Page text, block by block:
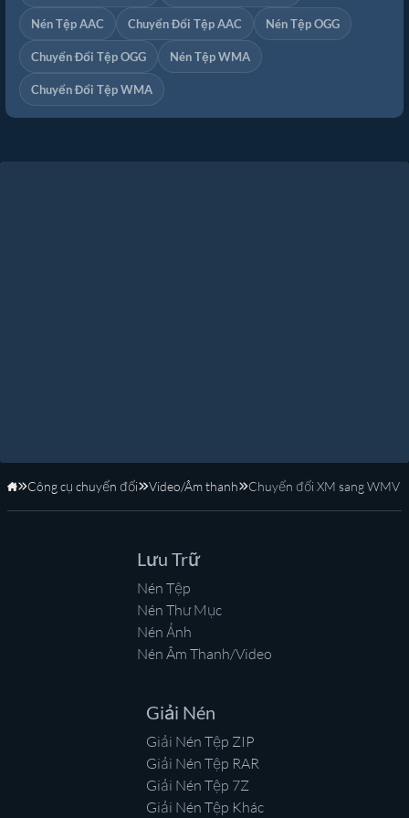
Nén Tệp AAC Chuyển Đổi Tệp AAC Nén Tệp OGG
Chuyển Đổi Tệp OGG Nén Tệp WMA
Chuyển Đổi Tệp WMA
Trang Chủ
Công cụ chuyển đổi Video/Âm thanh Chuyển đổi XM sang WMV
Lưu Trữ
Nén Tệp
Nén Thư Mục
Nén Ảnh
Nén Âm Thanh/Video
Giải Nén
Giải Nén Tệp ZIP
Giải Nén Tệp RAR
Giải Nén Tệp 7Z
Giải Nén Tệp Khác